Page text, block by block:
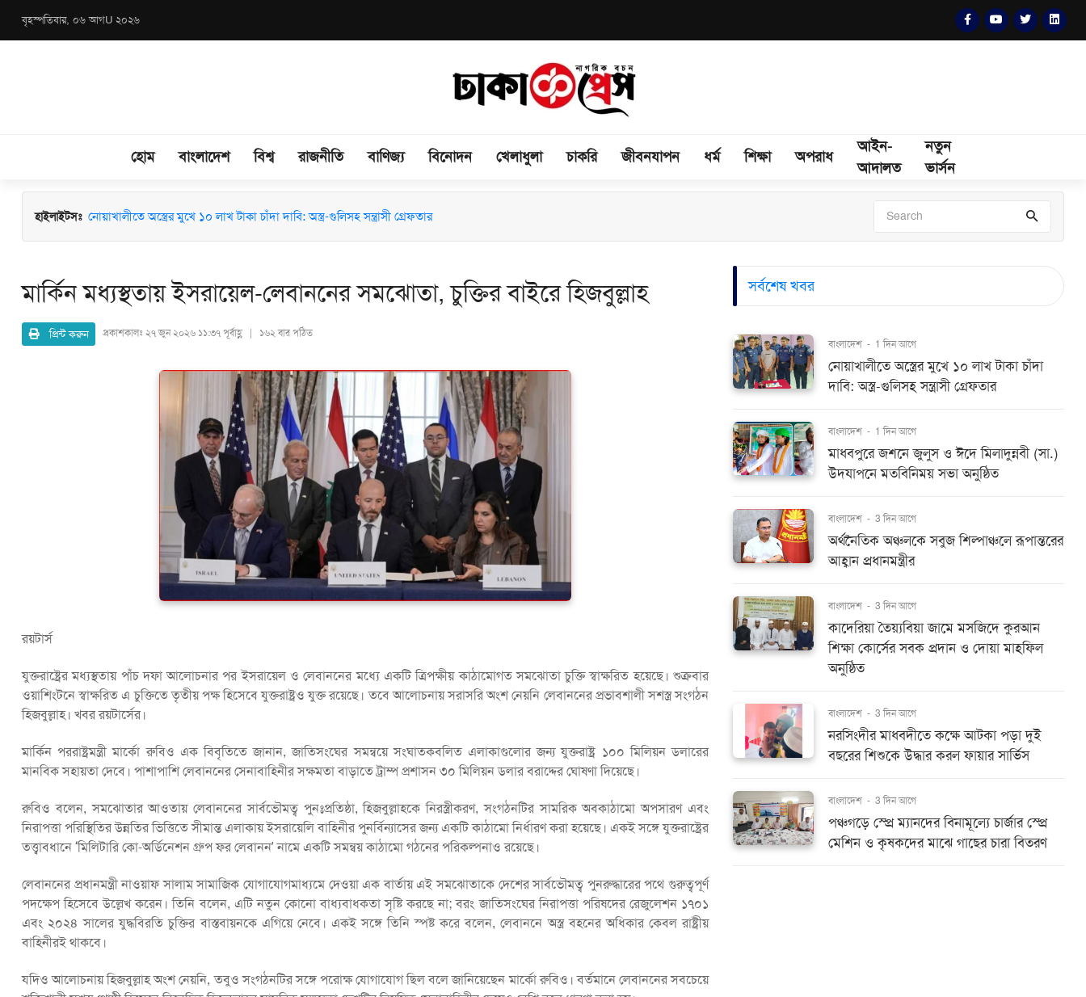
বৃহস্পতিবার, ০৬ আগU ২০২৬
হোম বাংলাদেশ বিশ্ব রাজনীতি বাণিজ্য বিনোদন খেলাধুলা চাকরি জীবনযাপন ধর্ম শিক্ষা অপরাধ
আইন-
আদালত
নতুন
ভার্সন
হাইলাইটসঃ মাধবপুরে জশনে জুলুস ও ঈদে মিলাদুন্নবী (সা.) উদযাপনে মতবিনিময় সভা অনুষ্ঠিত
মার্কিন মধ্যস্থতায় ইসরায়েল-লেবাননের সমঝোতা, চুক্তির বাইরে হিজবুল্লাহ
প্রিন্ট করুন প্রকাশকালঃ ২৭ জুন ২০২৬ ১১:৩৭ পূর্বাহ্ণ | ১৬২ বার পঠিত
রয়টার্স
যুক্তরাষ্ট্রের মধ্যস্থতায় পাঁচ দফা আলোচনার পর ইসরায়েল ও লেবাননের মধ্যে একটি ত্রিপক্ষীয় কাঠামোগত সমঝোতা চুক্তি স্বাক্ষরিত হয়েছে। শুক্রবার
ওয়াশিংটনে স্বাক্ষরিত এ চুক্তিতে তৃতীয় পক্ষ হিসেবে যুক্তরাষ্ট্রও যুক্ত রয়েছে। তবে আলোচনায় সরাসরি অংশ নেয়নি লেবাননের প্রভাবশালী সশস্ত্র সংগঠন
হিজবুল্লাহ। খবর রয়টার্সের।
মার্কিন পররাষ্ট্রমন্ত্রী মার্কো রুবিও এক বিবৃতিতে জানান, জাতিসংঘের সমন্বয়ে সংঘাতকবলিত এলাকাগুলোর জন্য যুক্তরাষ্ট্র ১০০ মিলিয়ন ডলারের
মানবিক সহায়তা দেবে। পাশাপাশি লেবাননের সেনাবাহিনীর সক্ষমতা বাড়াতে ট্রাম্প প্রশাসন ৩০ মিলিয়ন ডলার বরাদ্দের ঘোষণা দিয়েছে।
রুবিও বলেন, সমঝোতার আওতায় লেবাননের সার্বভৌমত্ব পুনঃপ্রতিষ্ঠা, হিজবুল্লাহকে নিরস্ত্রীকরণ, সংগঠনটির সামরিক অবকাঠামো অপসারণ এবং
নিরাপত্তা পরিস্থিতির উন্নতির ভিত্তিতে সীমান্ত এলাকায় ইসরায়েলি বাহিনীর পুনর্বিন্যাসের জন্য একটি কাঠামো নির্ধারণ করা হয়েছে। একই সঙ্গে যুক্তরাষ্ট্রের
তত্ত্বাবধানে ‘মিলিটারি কো-অর্ডিনেশন গ্রুপ ফর লেবানন’ নামে একটি সমন্বয় কাঠামো গঠনের পরিকল্পনাও রয়েছে।
লেবাননের প্রধানমন্ত্রী নাওয়াফ সালাম সামাজিক যোগাযোগমাধ্যমে দেওয়া এক বার্তায় এই সমঝোতাকে দেশের সার্বভৌমত্ব পুনরুদ্ধারের পথে গুরুত্বপূর্ণ
পদক্ষেপ হিসেবে উল্লেখ করেন। তিনি বলেন, এটি নতুন কোনো বাধ্যবাধকতা সৃষ্টি করছে না; বরং জাতিসংঘের নিরাপত্তা পরিষদের রেজুলেশন ১৭০১
এবং ২০২৪ সালের যুদ্ধবিরতি চুক্তির বাস্তবায়নকে এগিয়ে নেবে। একই সঙ্গে তিনি স্পষ্ট করে বলেন, লেবাননে অস্ত্র বহনের অধিকার কেবল রাষ্ট্রীয়
বাহিনীরই থাকবে।
যদিও আলোচনায় হিজবুল্লাহ অংশ নেয়নি, তবুও সংগঠনটির সঙ্গে পরোক্ষ যোগাযোগ ছিল বলে জানিয়েছেন মার্কো রুবিও। বর্তমানে লেবাননের সবচেয়ে
সর্বশেষ খবর
বাংলাদেশ - 1 দিন আগে
নোয়াখালীতে অস্ত্রের মুখে ১০ লাখ টাকা চাঁদা
দাবি: অস্ত্র-গুলিসহ সন্ত্রাসী গ্রেফতার
বাংলাদেশ - 1 দিন আগে
মাধবপুরে জশনে জুলুস ও ঈদে মিলাদুন্নবী (সা.)
উদযাপনে মতবিনিময় সভা অনুষ্ঠিত
বাংলাদেশ - 3 দিন আগে
অর্থনৈতিক অঞ্চলকে সবুজ শিল্পাঞ্চলে রূপান্তরের
আহ্বান প্রধানমন্ত্রীর
বাংলাদেশ - 3 দিন আগে
কাদেরিয়া তৈয়্যবিয়া জামে মসজিদে কুরআন
শিক্ষা কোর্সের সবক প্রদান ও দোয়া মাহফিল
অনুষ্ঠিত
বাংলাদেশ - 3 দিন আগে
নরসিংদীর মাধবদীতে কক্ষে আটকা পড়া দুই
বছরের শিশুকে উদ্ধার করল ফায়ার সার্ভিস
বাংলাদেশ - 3 দিন আগে
পঞ্চগড়ে স্প্রে ম্যানদের বিনামূল্যে চার্জার স্প্রে
মেশিন ও কৃষকদের মাঝে গাছের চারা বিতরণ